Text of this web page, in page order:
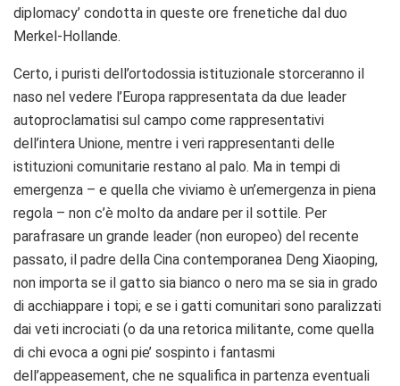
diplomacy’ condotta in queste ore frenetiche dal duo
Merkel-Hollande.
Certo, i puristi dell’ortodossia istituzionale storceranno il
naso nel vedere l’Europa rappresentata da due leader
autoproclamatisi sul campo come rappresentativi
dell’intera Unione, mentre i veri rappresentanti delle
istituzioni comunitarie restano al palo. Ma in tempi di
emergenza – e quella che viviamo è un’emergenza in piena
regola – non c’è molto da andare per il sottile. Per
parafrasare un grande leader (non europeo) del recente
passato, il padre della Cina contemporanea Deng Xiaoping,
non importa se il gatto sia bianco o nero ma se sia in grado
di acchiappare i topi; e se i gatti comunitari sono paralizzati
dai veti incrociati (o da una retorica militante, come quella
di chi evoca a ogni pie’ sospinto i fantasmi
dell’appeasement, che ne squalifica in partenza eventuali